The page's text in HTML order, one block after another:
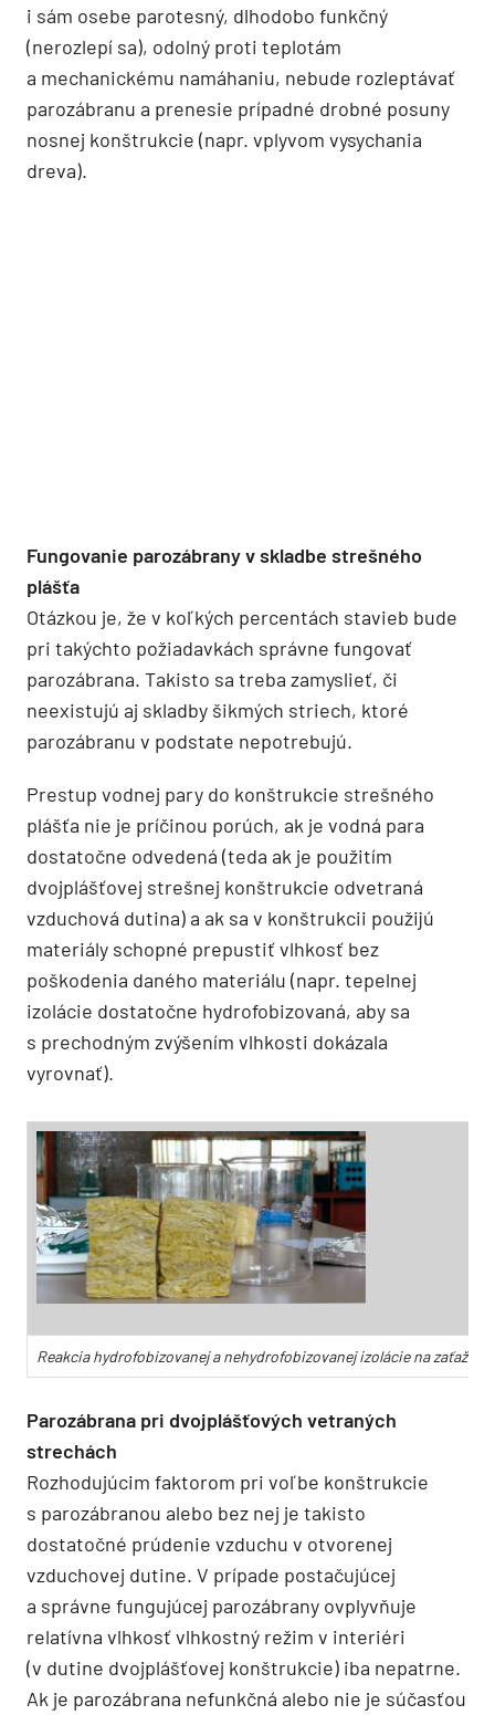
i sám osebe parotesný, dlhodobo funkčný
(nerozlepí sa), odolný proti teplotám
a mechanickému namáhaniu, nebude rozleptávať
parozábranu a prenesie prípadné drobné posuny
nosnej konštrukcie (napr. vplyvom vysychania
dreva).
Fungovanie parozábrany v skladbe strešného
plášťa
Otázkou je, že v koľkých percentách stavieb bude
pri takýchto požiadavkách správne fungovať
parozábrana. Takisto sa treba zamyslieť, či
neexistujú aj skladby šikmých striech, ktoré
parozábranu v podstate nepotrebujú.
Prestup vodnej pary do konštrukcie strešného
plášťa nie je príčinou porúch, ak je vodná para
dostatočne odvedená (teda ak je použitím
dvojplášťovej strešnej konštrukcie odvetraná
vzduchová dutina) a ak sa v konštrukcii použijú
materiály schopné prepustiť vlhkosť bez
poškodenia daného materiálu (napr. tepelnej
izolácie dostatočne hydrofobizovaná, aby sa
s prechodným zvýšením vlhkosti dokázala
vyrovnať).
Reakcia hydrofobizovanej a nehydrofobizovanej izolácie na
Parozábrana pri dvojplášťových vetraných
strechách
Rozhodujúcim faktorom pri voľbe konštrukcie
s parozábranou alebo bez nej je takisto
dostatočné prúdenie vzduchu v otvorenej
vzduchovej dutine. V prípade postačujúcej
a správne fungujúcej parozábrany ovplyvňuje
relatívna vlhkosť vlhkostný režim v interiéri
(v dutine dvojplášťovej konštrukcie) iba nepatrne.
Ak je parozábrana nefunkčná alebo nie je súčasťou